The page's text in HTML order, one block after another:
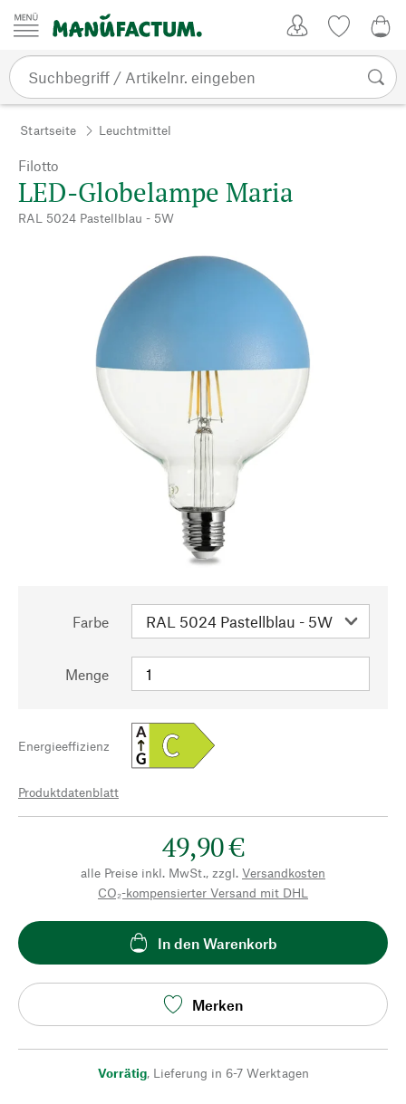
Zum Inhalt springen
Startseite Leuchtmittel
Filotto
LED-Globelampe Maria
RAL 5024 Pastellblau - 5W
Farbe
Menge
Energieeffizienz C
A
G
Produktdatenblatt
49,90 €
alle Preise inkl. MwSt., zzgl. Versandkosten
CO₂-kompensierter Versand mit DHL
In den Warenkorb
Merken
Vorrätig, Lieferung in 6-7 Werktagen